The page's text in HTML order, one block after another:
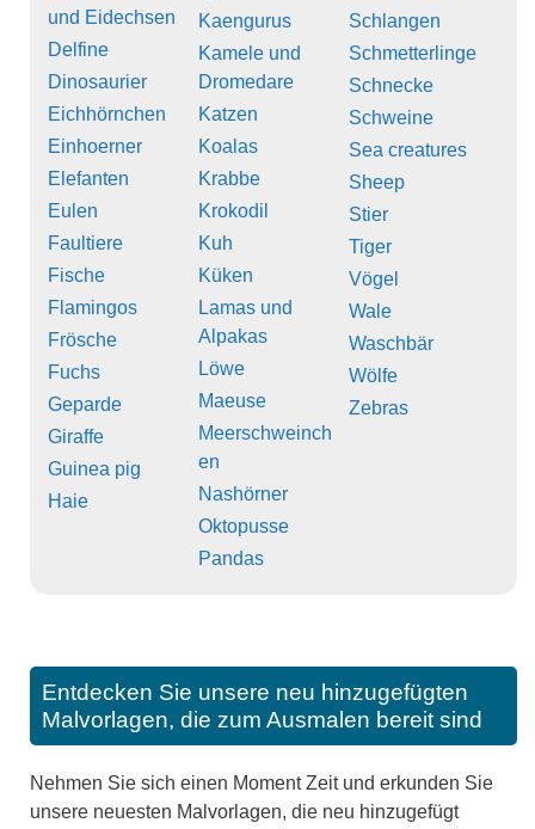
und Eidechsen
Delfine
Dinosaurier
Eichhörnchen
Einhoerner
Elefanten
Eulen
Faultiere
Fische
Flamingos
Frösche
Fuchs
Geparde
Giraffe
Guinea pig
Haie
Kaengurus
Kamele und
Dromedare
Katzen
Koalas
Krabbe
Krokodil
Kuh
Küken
Lamas und
Alpakas
Löwe
Maeuse
Meerschweinch
en
Nashörner
Oktopusse
Pandas
Schlangen
Schmetterlinge
Schnecke
Schweine
Sea creatures
Sheep
Stier
Tiger
Vögel
Wale
Waschbär
Wölfe
Zebras
Entdecken Sie unsere neu hinzugefügten
Malvorlagen, die zum Ausmalen bereit sind
Nehmen Sie sich einen Moment Zeit und erkunden Sie
unsere neuesten Malvorlagen, die neu hinzugefügt